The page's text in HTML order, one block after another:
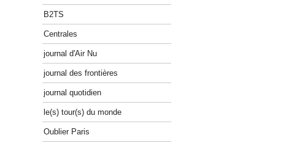
B2TS
Centrales
journal d'Air Nu
journal des frontières
journal quotidien
le(s) tour(s) du monde
Oublier Paris